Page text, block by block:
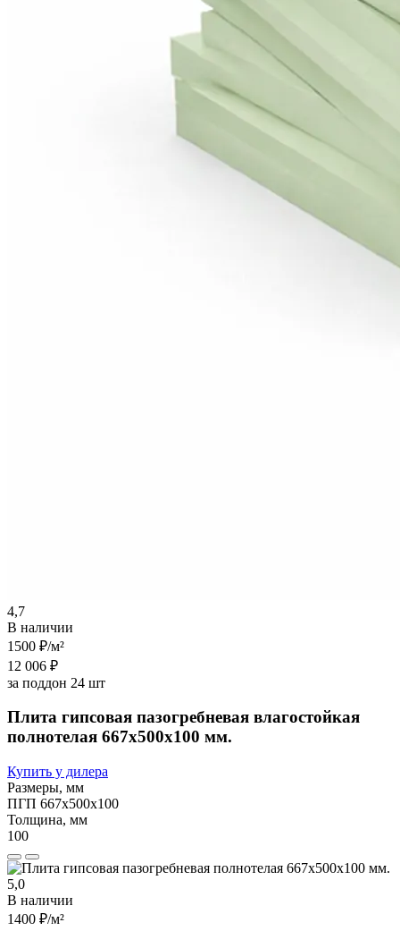
4,7
В наличии
1500 ₽/м²
12 006 ₽
за поддон 24 шт
Плита гипсовая пазогребневая влагостойкая
полнотелая 667х500х100 мм.
Купить у дилера
Размеры, мм
ПГП 667х500х100
Толщина, мм
100
5,0
В наличии
1400 ₽/м²